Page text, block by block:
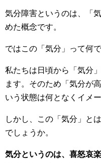
気分障害というのは、「
めた概念です。
ではこの「気分」って何で
私たちは日頃から「気分
ます。そのため「気分が
いう状態は何となくイメ
しかし、この「気分」と
でしょうか。
気分というのは、喜怒哀